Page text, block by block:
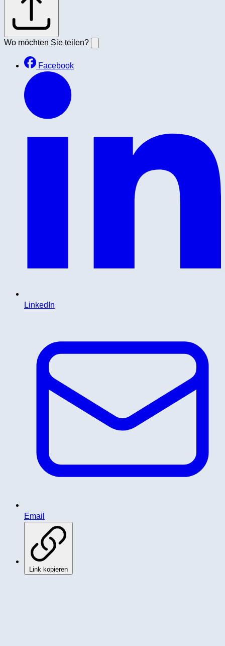
Wo möchten Sie teilen?
Facebook
LinkedIn
Email
Link kopieren